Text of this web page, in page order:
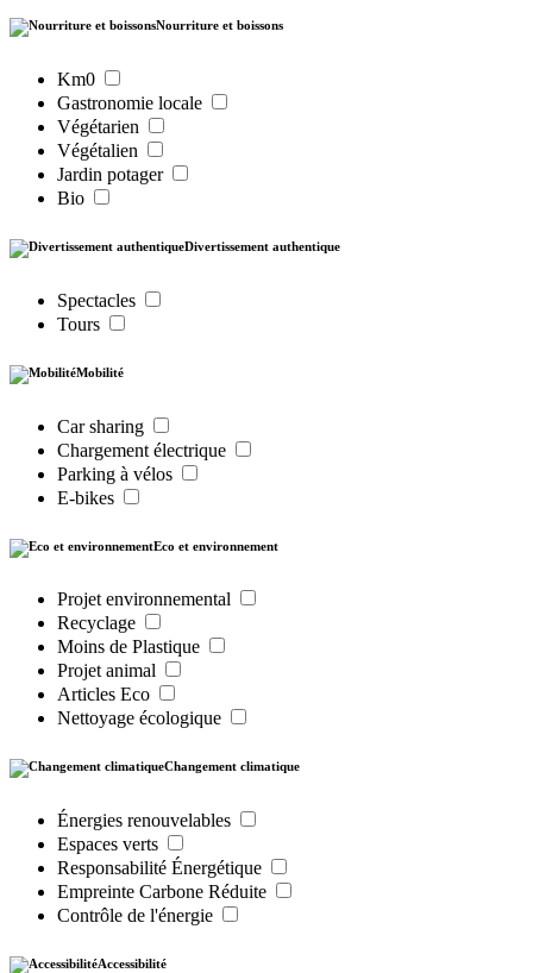
Nourriture et boissons
Km0
Gastronomie locale
Végétarien
Végétalien
Jardin potager
Bio
Divertissement authentique
Spectacles
Tours
Mobilité
Car sharing
Chargement électrique
Parking à vélos
E-bikes
Eco et environnement
Projet environnemental
Recyclage
Moins de Plastique
Projet animal
Articles Eco
Nettoyage écologique
Changement climatique
Énergies renouvelables
Espaces verts
Responsabilité Énergétique
Empreinte Carbone Réduite
Contrôle de l'énergie
Accessibilité